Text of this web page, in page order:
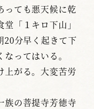
っても悪天候に乾
「１キロ下山」
20分早く起きて下
ってはいる。
上がる。大変苦労
の菩提寺芳徳寺